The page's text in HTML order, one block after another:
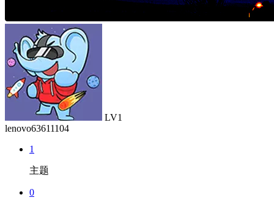
LV1
lenovo63611104
1
主题
0